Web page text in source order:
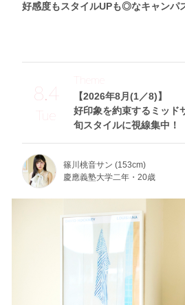
好感度もスタイルUPも◎なキャンパ
8.4
Tue
【2026年8月(1／8)】
好印象を約束するミッド
旬スタイルに視線集中
Theme
篠川桃音サン (153cm)
慶應義塾大学二年・20歳